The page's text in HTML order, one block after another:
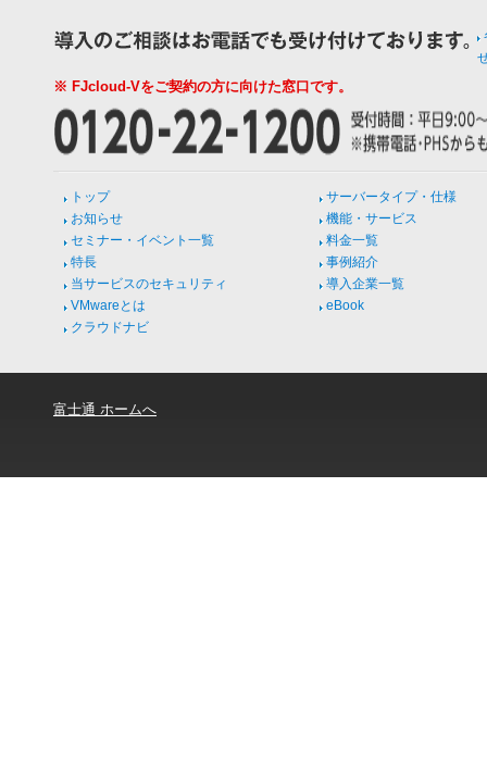
※ FJcloud-Vをご契約の方に向けた窓口です。
トップ
お知らせ
セミナー・イベント一覧
特長
当サービスのセキュリティ
VMwareとは
クラウドナビ
サーバータイプ・仕様
機能・サービス
料金一覧
事例紹介
導入企業一覧
eBook
富士通 ホームへ